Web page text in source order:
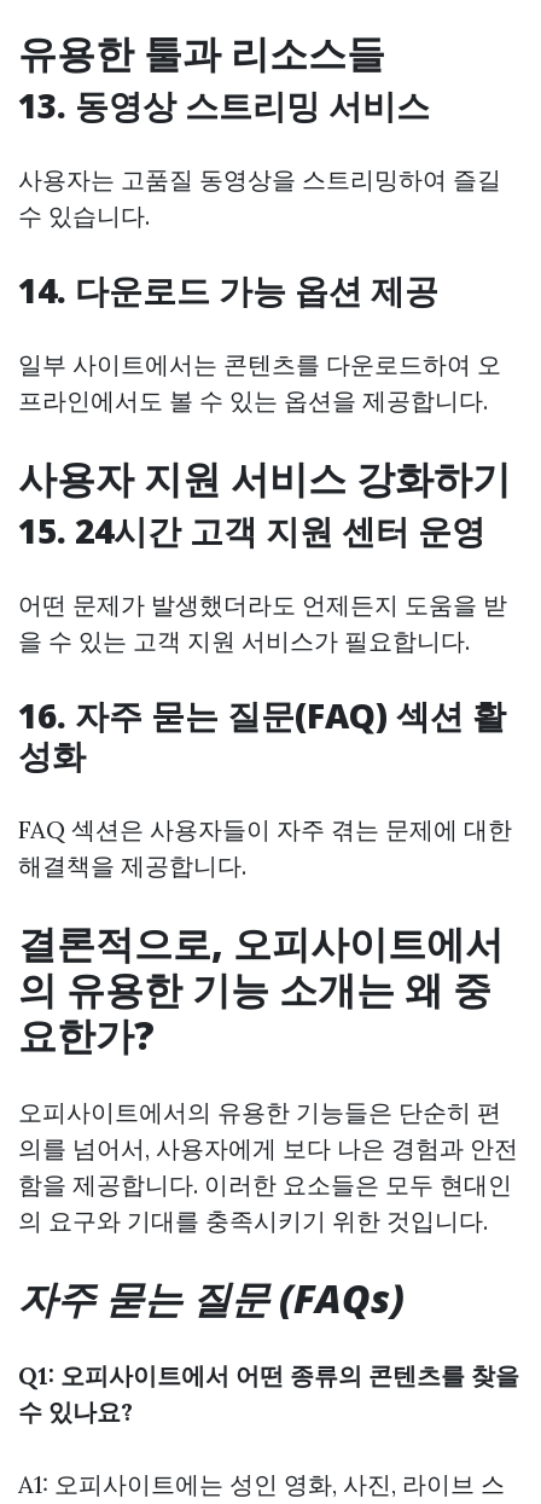
유용한 툴과 리소스들
13. 동영상 스트리밍 서비스
사용자는 고품질 동영상을 스트리밍하여 즐길
수 있습니다.
14. 다운로드 가능 옵션 제공
일부 사이트에서는 콘텐츠를 다운로드하여 오
프라인에서도 볼 수 있는 옵션을 제공합니다.
사용자 지원 서비스 강화하기
15. 24시간 고객 지원 센터 운영
어떤 문제가 발생했더라도 언제든지 도움을 받
을 수 있는 고객 지원 서비스가 필요합니다.
16. 자주 묻는 질문(FAQ) 섹션 활
성화
FAQ 섹션은 사용자들이 자주 겪는 문제에 대한
해결책을 제공합니다.
결론적으로, 오피사이트에서
의 유용한 기능 소개는 왜 중
요한가?
오피사이트에서의 유용한 기능들은 단순히 편
의를 넘어서, 사용자에게 보다 나은 경험과 안전
함을 제공합니다. 이러한 요소들은 모두 현대인
의 요구와 기대를 충족시키기 위한 것입니다.
자주 묻는 질문 (FAQs)
Q1: 오피사이트에서 어떤 종류의 콘텐츠를 찾을
수 있나요?
A1: 오피사이트에는 성인 영화, 사진, 라이브 스